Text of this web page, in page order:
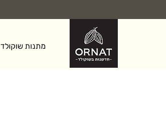
מתנות שוקולד